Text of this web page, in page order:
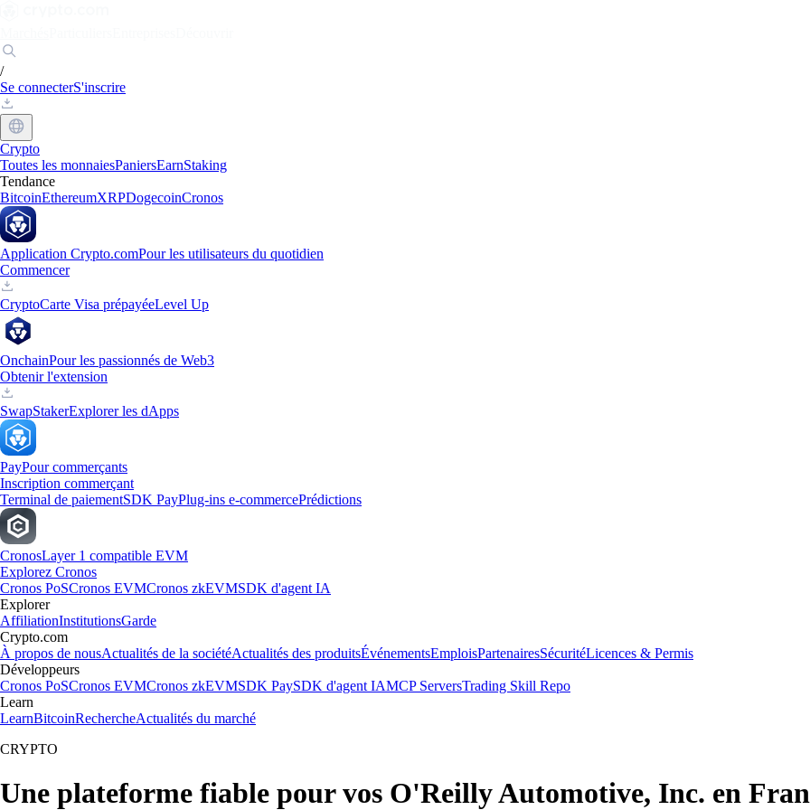
/
Se connecterS'inscrire
Crypto
Toutes les monnaiesPaniersEarnStaking
Tendance
BitcoinEthereumXRPDogecoinCronos
Application Crypto.comPour les utilisateurs du quotidien
Commencer
CryptoCarte Visa prépayéeLevel Up
OnchainPour les passionnés de Web3
Obtenir l'extension
SwapStakerExplorer les dApps
PayPour commerçants
Inscription commerçant
Terminal de paiementSDK PayPlug-ins e-commercePrédictions
CronosLayer 1 compatible EVM
Explorez Cronos
Cronos PoSCronos EVMCronos zkEVMSDK d'agent IA
Explorer
AffiliationInstitutionsGarde
Crypto.com
À propos de nousActualités de la sociétéActualités des produitsÉvénementsEmploisPartenairesSécuritéLicences & Permis
Développeurs
Cronos PoSCronos EVMCronos zkEVMSDK PaySDK d'agent IAMCP ServersTrading Skill Repo
Learn
LearnBitcoinRechercheActualités du marché
CRYPTO
Une plateforme fiable pour vos O'Reilly Automotive, Inc. en